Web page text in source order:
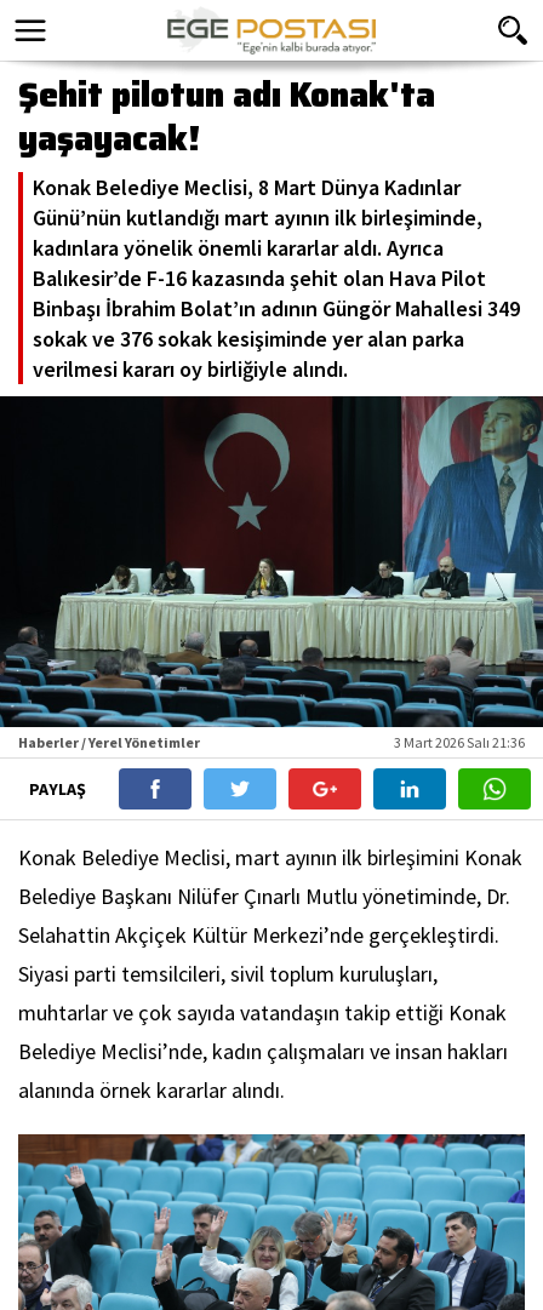
Şehit pilotun adı Konak'ta
yaşayacak!
Konak Belediye Meclisi, 8 Mart Dünya Kadınlar
Günü’nün kutlandığı mart ayının ilk birleşiminde,
kadınlara yönelik önemli kararlar aldı. Ayrıca
Balıkesir’de F-16 kazasında şehit olan Hava Pilot
Binbaşı İbrahim Bolat’ın adının Güngör Mahallesi 349
sokak ve 376 sokak kesişiminde yer alan parka
verilmesi kararı oy birliğiyle alındı.
Haberler / Yerel Yönetimler 3 Mart 2026 Salı 21:36
PAYLAŞ
Konak Belediye Meclisi, mart ayının ilk birleşimini Konak
Belediye Başkanı Nilüfer Çınarlı Mutlu yönetiminde, Dr.
Selahattin Akçiçek Kültür Merkezi’nde gerçekleştirdi.
Siyasi parti temsilcileri, sivil toplum kuruluşları,
muhtarlar ve çok sayıda vatandaşın takip ettiği Konak
Belediye Meclisi’nde, kadın çalışmaları ve insan hakları
alanında örnek kararlar alındı.